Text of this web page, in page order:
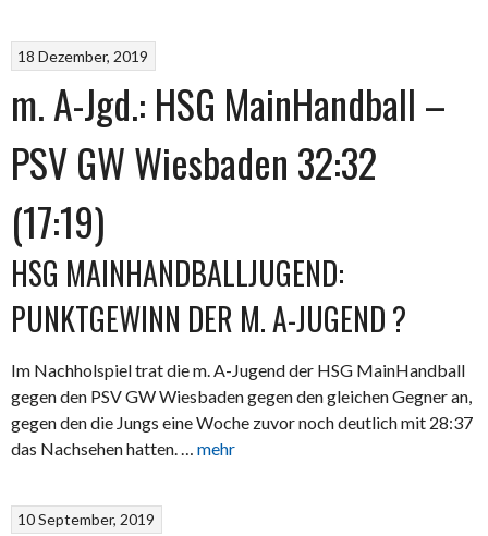
18 Dezember, 2019
m. A-Jgd.: HSG MainHandball –
PSV GW Wiesbaden 32:32
(17:19)
HSG MAINHANDBALLJUGEND:
PUNKTGEWINN DER M. A-JUGEND ?
Im Nachholspiel trat die m. A-Jugend der HSG MainHandball
gegen den PSV GW Wiesbaden gegen den gleichen Gegner an,
gegen den die Jungs eine Woche zuvor noch deutlich mit 28:37
das Nachsehen hatten. … mehr
10 September, 2019